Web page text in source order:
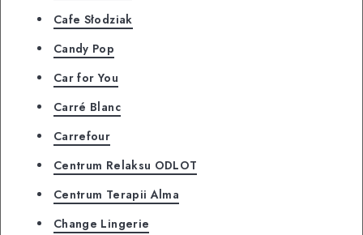
Cafe Słodziak
Candy Pop
Car for You
Carré Blanc
Carrefour
Centrum Relaksu ODLOT
Centrum Terapii Alma
Change Lingerie